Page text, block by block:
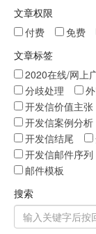
文章权限
付费
免费
文章标签
2020在线/网上
分歧处理
开发信价值主张
开发信案例分析
开发信结尾
开发信邮件序列
邮件模板
搜索